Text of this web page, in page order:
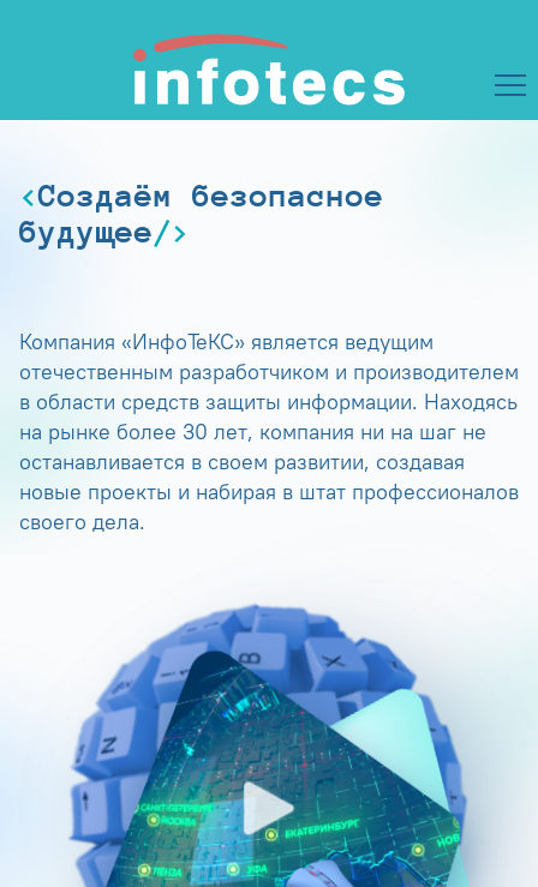
Создаём безопасное
будущее
Компания «ИнфоТеКС» является ведущим
отечественным разработчиком и производителем
в области средств защиты информации. Находясь
на рынке более 30 лет, компания ни на шаг не
останавливается в своем развитии, создавая
новые проекты и набирая в штат профессионалов
своего дела.